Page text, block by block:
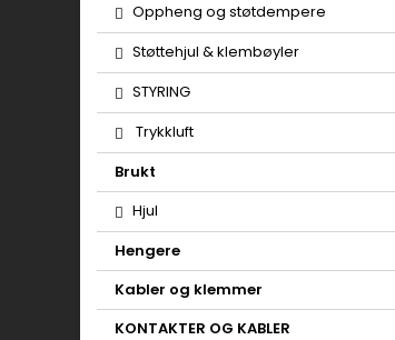
Oppheng og støtdempere
Støttehjul & klembøyler
STYRING
Trykkluft
Brukt
Hjul
Hengere
Kabler og klemmer
KONTAKTER OG KABLER